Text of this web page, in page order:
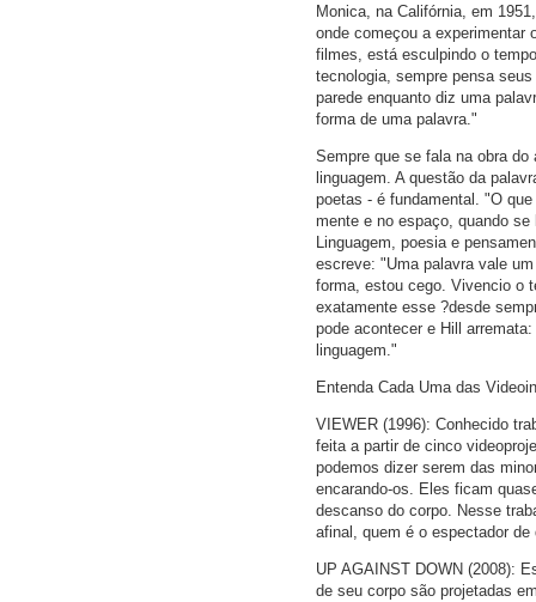
Monica, na Califórnia, em
onde começou a experimentar
filmes, está esculpindo o
tecnologia, sempre pensa
parede enquanto diz uma
forma de uma palavra."
Sempre que se fala na obra
linguagem. A questão da
poetas - é fundamental. "O
mente e no espaço, quando
Linguagem, poesia e
escreve: "Uma palavra vale
forma, estou cego. Vivencio o
exatamente esse ?desde
pode acontecer e Hill
linguagem."
Entenda Cada Uma das
VIEWER (1996): Conhecido
feita a partir de cinco
podemos dizer serem das
encarando-os. Eles ficam
descanso do corpo. Nesse
afinal, quem é o espectador de
UP AGAINST DOWN (2008):
de seu corpo são projetadas